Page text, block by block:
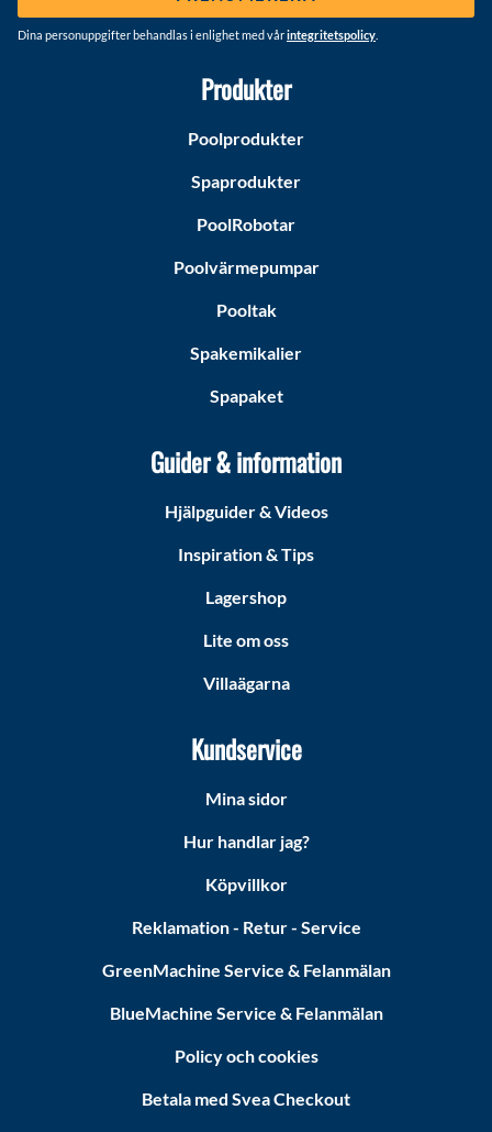
Dina personuppgifter behandlas i enlighet med vårintegritetspolicy
Produkter
Poolprodukter
Spaprodukter
PoolRobotar
Poolvärmepumpar
Pooltak
Spakemikalier
Spapaket
Guider & information
Hjälpguider & Videos
Inspiration & Tips
Lagershop
Lite om oss
Villaägarna
Kundservice
Mina sidor
Hur handlar jag?
Köpvillkor
Reklamation - Retur - Service
GreenMachine Service & Felanmälan
BlueMachine Service & Felanmälan
Policy och cookies
Betala med Svea Checkout